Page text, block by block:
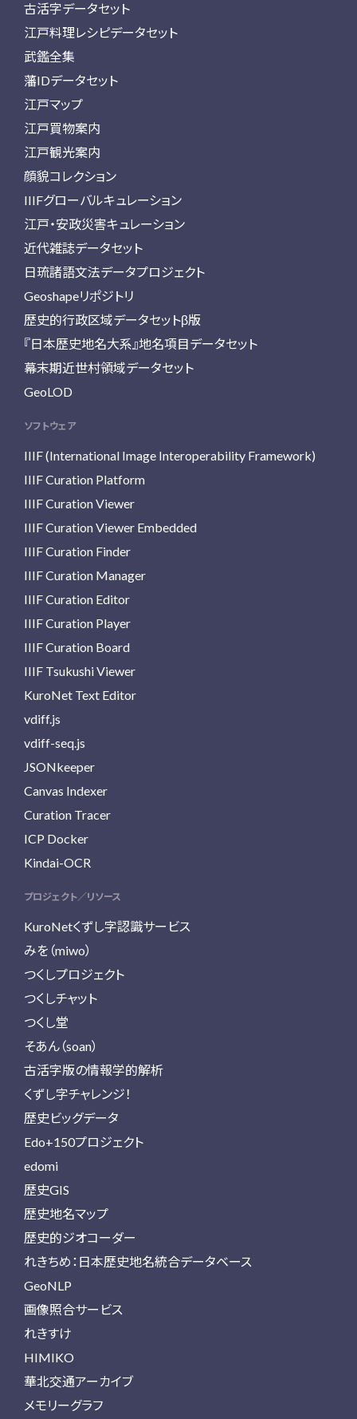
古活字データセット
江戸料理レシピデータセット
武鑑全集
藩IDデータセット
江戸マップ
江戸買物案内
江戸観光案内
顔貌コレクション
IIIFグローバルキュレーション
江戸・安政災害キュレーション
近代雑誌データセット
日琉諸語文法データプロジェクト
Geoshapeリポジトリ
歴史的行政区域データセットβ版
『日本歴史地名大系』地名項目データセット
幕末期近世村領域データセット
GeoLOD
ソフトウェア
IIIF (International Image Interoperability Framework)
IIIF Curation Platform
IIIF Curation Viewer
IIIF Curation Viewer Embedded
IIIF Curation Finder
IIIF Curation Manager
IIIF Curation Editor
IIIF Curation Player
IIIF Curation Board
IIIF Tsukushi Viewer
KuroNet Text Editor
vdiff.js
vdiff-seq.js
JSONkeeper
Canvas Indexer
Curation Tracer
ICP Docker
Kindai-OCR
プロジェクト／リソース
KuroNetくずし字認識サービス
みを（miwo）
つくしプロジェクト
つくしチャット
つくし堂
そあん（soan）
古活字版の情報学的解析
くずし字チャレンジ！
歴史ビッグデータ
Edo+150プロジェクト
edomi
歴史GIS
歴史地名マップ
歴史的ジオコーダー
れきちめ：日本歴史地名統合データベース
GeoNLP
画像照合サービス
れきすけ
HIMIKO
華北交通アーカイブ
メモリーグラフ